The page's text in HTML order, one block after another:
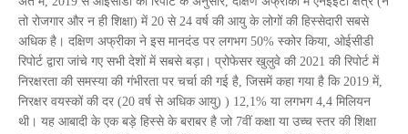
तो रोजगार और न ही शिक्षा) में 20 से 24 वर्ष की आयु के लोगों की हिस्सेदारी सबसे
अधिक है। दक्षिण अफ्रीका ने इस मानदंड पर लगभग 50% स्कोर किया, ओईसीडी
रिपोर्ट द्वारा जांचे गए सभी देशों में सबसे बड़ा। प्रोफेसर खुलुवे की 2021 की रिपोर्ट में
निरक्षरता की समस्या की गंभीरता पर चर्चा की गई है, जिसमें कहा गया है कि 2019 में,
निरक्षर वयस्कों की दर (20 वर्ष से अधिक आयु) ) 12,1% या लगभग 4,4 मिलियन
थी। यह आबादी के एक बड़े हिस्से के बराबर है जो 7वीं कक्षा या उच्च स्तर की शिक्षा